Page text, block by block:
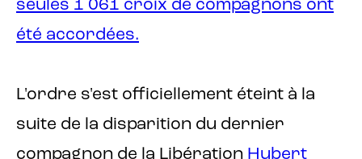
seules 1 061 croix de compagnons ont
été accordées.
L'ordre s'est officiellement éteint à la
suite de la disparition du dernier
compagnon de la Libération Hubert